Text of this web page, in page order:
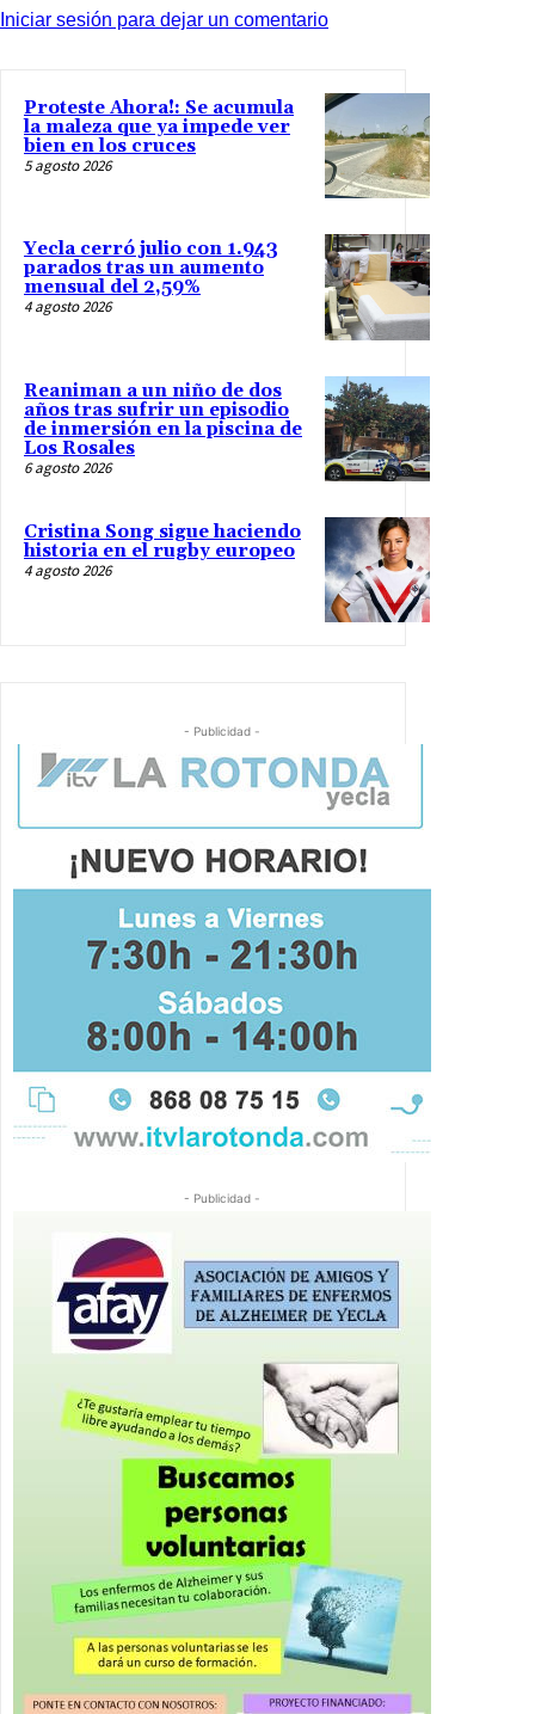
Iniciar sesión para dejar un comentario
Proteste Ahora!: Se acumula
la maleza que ya impede ver
bien en los cruces
5 agosto 2026
Yecla cerró julio con 1.943
parados tras un aumento
mensual del 2,59%
4 agosto 2026
Reaniman a un niño de dos
años tras sufrir un episodio
de inmersión en la piscina de
Los Rosales
6 agosto 2026
Cristina Song sigue haciendo
historia en el rugby europeo
4 agosto 2026
- Publicidad -
- Publicidad -